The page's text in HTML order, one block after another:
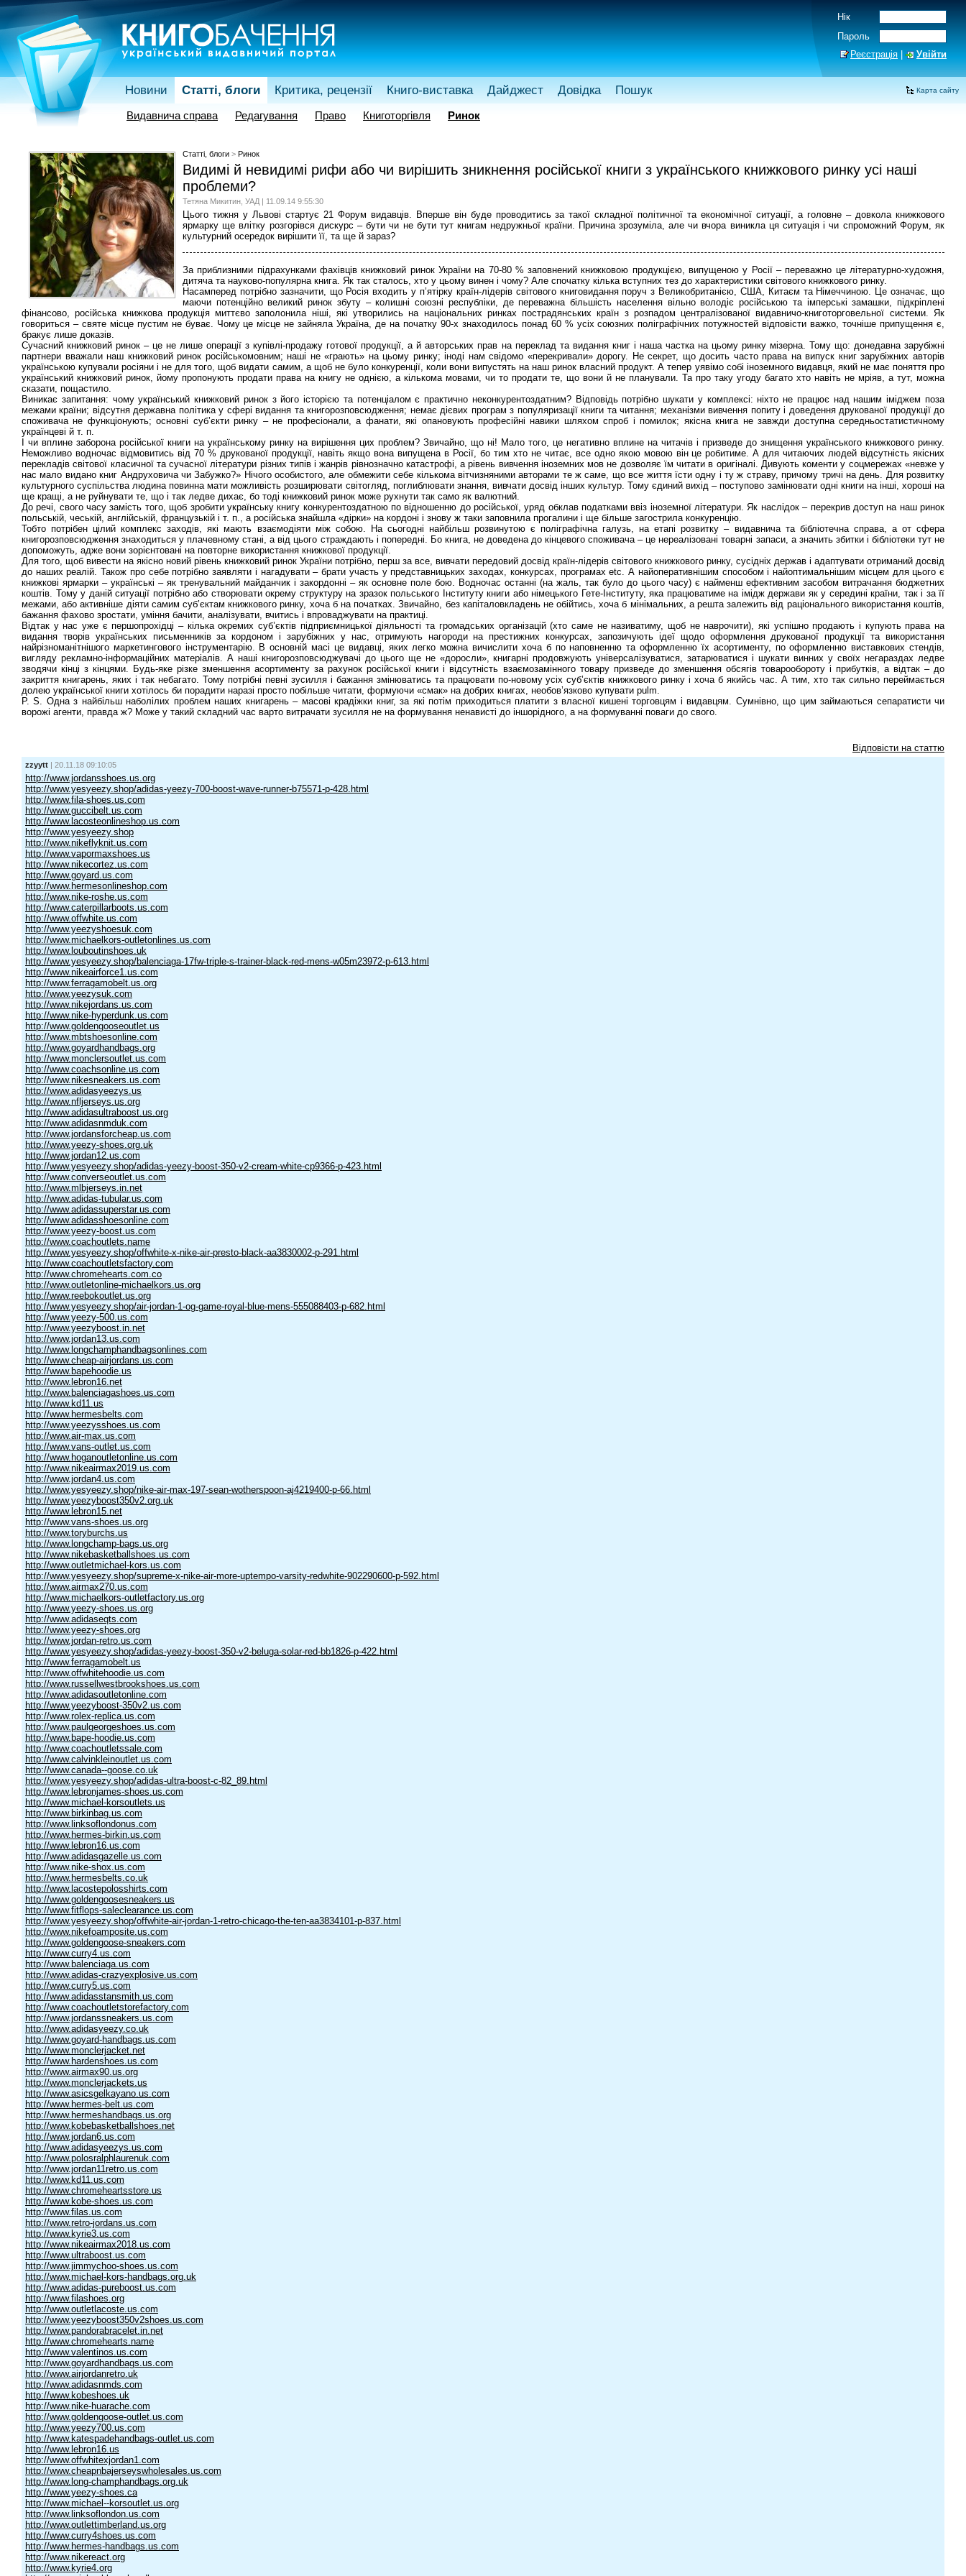
Нік
Пароль
Реєстрація
Увійти
Карта сайту
Новини Статті, блоги Критика, рецензії Книго-виставка Дайджест Довідка Пошук
Видавнича справа Редагування Право Книготоргівля Ринок
Статті, блоги > Ринок
Видимі й невидимі рифи або чи вирішить зникнення російської книги з українського книжкового ринку усі наші
проблеми?
Тетяна Микитин, УАД | 11.09.14 9:55:30
Цього тижня у Львові стартує 21 Форум видавців. Вперше він буде проводитись за такої складної політичної та економічної ситуації, а головне – довкола книжкового
ярмарку ще влітку розгорівся дискурс – бути чи не бути тут книгам недружньої країни. Причина зрозуміла, але чи вчора виникла ця ситуація і чи спроможний Форум, як
культурний осередок вирішити її, та ще й зараз?
За приблизними підрахунками фахівців книжковий ринок України на 70-80 % заповнений книжковою продукцією, випущеною у Росії – переважно це літературно-художня,
дитяча та науково-популярна книга. Як так сталось, хто у цьому винен і чому? Але спочатку кілька вступних тез до характеристики світового книжкового ринку.
Насамперед потрібно зазначити, що Росія входить у п’ятірку країн-лідерів світового книговидання поруч з Великобританією, США, Китаєм та Німеччиною. Це означає, що
маючи потенційно великий ринок збуту – колишні союзні республіки, де переважна більшість населення вільно володіє російською та імперські замашки, підкріплені
фінансово, російська книжкова продукція миттєво заполонила ніші, які утворились на національних ринках пострадянських країн з розпадом централізованої видавничо-книготорговельної системи. Як
говориться – святе місце пустим не буває. Чому це місце не зайняла Україна, де на початку 90-х знаходилось понад 60 % усіх союзних поліграфічних потужностей відповісти важко, точніше припущення є,
бракує лише доказів.
Сучасний книжковий ринок – це не лише операції з купівлі-продажу готової продукції, а й авторських прав на переклад та видання книг і наша частка на цьому ринку мізерна. Тому що: донедавна зарубіжні
партнери вважали наш книжковий ринок російськомовним; наші не «грають» на цьому ринку; іноді нам свідомо «перекривали» дорогу. Не секрет, що досить часто права на випуск книг зарубіжних авторів
українською купували росіяни і не для того, щоб видати самим, а щоб не було конкуренції, коли вони випустять на наш ринок власний продукт. А тепер уявімо собі іноземного видавця, який не має поняття про
український книжковий ринок, йому пропонують продати права на книгу не однією, а кількома мовами, чи то продати те, що вони й не планували. Та про таку угоду багато хто навіть не мріяв, а тут, можна
сказати, пощастило.
Виникає запитання: чому український книжковий ринок з його історією та потенціалом є практично неконкурентоздатним? Відповідь потрібно шукати у комплексі: ніхто не працює над нашим іміджем поза
межами країни; відсутня державна політика у сфері видання та книгорозповсюдження; немає дієвих програм з популяризації книги та читання; механізми вивчення попиту і доведення друкованої продукції до
споживача не функціонують; основні суб’єкти ринку – не професіонали, а фанати, які опановують професійні навики шляхом спроб і помилок; якісна книга не завжди доступна середньостатистичному
українцеві й т. п.
І чи вплине заборона російської книги на українському ринку на вирішення цих проблем? Звичайно, що ні! Мало того, це негативно вплине на читачів і призведе до знищення українського книжкового ринку.
Неможливо водночас відмовитись від 70 % друкованої продукції, навіть якщо вона випущена в Росії, бо тим хто не читає, все одно якою мовою він це робитиме. А для читаючих людей відсутність якісних
перекладів світової класичної та сучасної літератури різних типів і жанрів рівнозначно катастрофі, а рівень вивчення іноземних мов не дозволяє їм читати в оригіналі. Дивують коменти у соцмережах «невже у
нас мало видано книг Андруховича чи Забужко?» Нічого особистого, але обмежити себе кількома вітчизняними авторами те ж саме, що все життя їсти одну і ту ж страву, причому тричі на день. Для розвитку
культурного суспільства людина повинна мати можливість розширювати світогляд, поглиблювати знання, вивчати досвід інших культур. Тому єдиний вихід – поступово замінювати одні книги на інші, хороші на
ще кращі, а не руйнувати те, що і так ледве дихає, бо тоді книжковий ринок може рухнути так само як валютний.
До речі, свого часу замість того, щоб зробити українську книгу конкурентоздатною по відношенню до російської, уряд обклав податками ввіз іноземної літератури. Як наслідок – перекрив доступ на наш ринок
польській, чеській, англійській, французькій і т. п., а російська знайшла «дірки» на кордоні і знову ж таки заповнила прогалини і ще більше загострила конкуренцію.
Тобто потрібен цілий комплекс заходів, які мають взаємодіяти між собою. На сьогодні найбільш розвинутою є поліграфічна галузь, на етапі розвитку – видавнича та бібліотечна справа, а от сфера
книгорозповсюдження знаходиться у плачевному стані, а від цього страждають і попередні. Бо книга, не доведена до кінцевого споживача – це нереалізовані товарні запаси, а значить збитки і бібліотеки тут не
допоможуть, адже вони зорієнтовані на повторне використання книжкової продукції.
Для того, щоб вивести на якісно новий рівень книжковий ринок України потрібно, перш за все, вивчати передовий досвід країн-лідерів світового книжкового ринку, сусідніх держав і адаптувати отриманий досвід
до наших реалій. Також про себе потрібно заявляти і нагадувати – брати участь у представницьких заходах, конкурсах, програмах etc. А найоперативнішим способом і найоптимальнішим місцем для цього є
книжкові ярмарки – українські – як тренувальний майданчик і закордонні – як основне поле бою. Водночас останні (на жаль, так було до цього часу) є найменш ефективним засобом витрачання бюджетних
коштів. Тому у даній ситуації потрібно або створювати окрему структуру на зразок польського Інституту книги або німецького Гете-Інституту, яка працюватиме на імідж держави як у середині країни, так і за її
межами, або активніше діяти самим суб’єктам книжкового ринку, хоча б на початках. Звичайно, без капіталовкладень не обійтись, хоча б мінімальних, а решта залежить від раціонального використання коштів,
бажання фахово зростати, уміння бачити, аналізувати, вчитись і впроваджувати на практиці.
Відтак у нас уже є першопрохідці – кілька окремих суб’єктів підприємницької діяльності та громадських організацій (хто саме не називатиму, щоб не наврочити), які успішно продають і купують права на
видання творів українських письменників за кордоном і зарубіжних у нас, отримують нагороди на престижних конкурсах, запозичують ідеї щодо оформлення друкованої продукції та використання
найрізноманітнішого маркетингового інструментарію. В основній масі це видавці, яких легко можна вичислити хоча б по наповненню та оформленню їх асортименту, по оформленню виставкових стендів,
вигляду рекламно-інформаційних матеріалів. А наші книгорозповсюджувачі до цього ще не «доросли», книгарні продовжують універсалізуватися, затарюватися і шукати винних у своїх негараздах ледве
зводячи кінці з кінцями. Будь-яке різке зменшення асортименту за рахунок російської книги і відсутність взаємозамінного товару призведе до зменшення обсягів товарообороту і прибутків, а відтак – до
закриття книгарень, яких і так небагато. Тому потрібні певні зусилля і бажання змінюватись та працювати по-новому усіх суб’єктів книжкового ринку і хоча б якийсь час. А тим, хто так сильно переймається
долею української книги хотілось би порадити наразі просто побільше читати, формуючи «смак» на добрих книгах, необов’язково купувати pulm.
P. S. Одна з найбільш наболілих проблем наших книгарень – масові крадіжки книг, за які потім приходиться платити з власної кишені торговцям і видавцям. Сумнівно, що цим займаються сепаратисти чи
ворожі агенти, правда ж? Може у такий складний час варто витрачати зусилля не на формування ненависті до іншорідного, а на формуванні поваги до свого.
Відповісти на статтю
zzyytt | 20.11.18 09:10:05
http://www.jordansshoes.us.org
http://www.yesyeezy.shop/adidas-yeezy-700-boost-wave-runner-b75571-p-428.html
http://www.fila-shoes.us.com
http://www.guccibelt.us.com
http://www.lacosteonlineshop.us.com
http://www.yesyeezy.shop
http://www.nikeflyknit.us.com
http://www.vapormaxshoes.us
http://www.nikecortez.us.com
http://www.goyard.us.com
http://www.hermesonlineshop.com
http://www.nike-roshe.us.com
http://www.caterpillarboots.us.com
http://www.offwhite.us.com
http://www.yeezyshoesuk.com
http://www.michaelkors-outletonlines.us.com
http://www.louboutinshoes.uk
http://www.yesyeezy.shop/balenciaga-17fw-triple-s-trainer-black-red-mens-w05m23972-p-613.html
http://www.nikeairforce1.us.com
http://www.ferragamobelt.us.org
http://www.yeezysuk.com
http://www.nikejordans.us.com
http://www.nike-hyperdunk.us.com
http://www.goldengooseoutlet.us
http://www.mbtshoesonline.com
http://www.goyardhandbags.org
http://www.monclersoutlet.us.com
http://www.coachsonline.us.com
http://www.nikesneakers.us.com
http://www.adidasyeezys.us
http://www.nfljerseys.us.org
http://www.adidasultraboost.us.org
http://www.adidasnmduk.com
http://www.jordansforcheap.us.com
http://www.yeezy-shoes.org.uk
http://www.jordan12.us.com
http://www.yesyeezy.shop/adidas-yeezy-boost-350-v2-cream-white-cp9366-p-423.html
http://www.converseoutlet.us.com
http://www.mlbjerseys.in.net
http://www.adidas-tubular.us.com
http://www.adidassuperstar.us.com
http://www.adidasshoesonline.com
http://www.yeezy-boost.us.com
http://www.coachoutlets.name
http://www.yesyeezy.shop/offwhite-x-nike-air-presto-black-aa3830002-p-291.html
http://www.coachoutletsfactory.com
http://www.chromehearts.com.co
http://www.outletonline-michaelkors.us.org
http://www.reebokoutlet.us.org
http://www.yesyeezy.shop/air-jordan-1-og-game-royal-blue-mens-555088403-p-682.html
http://www.yeezy-500.us.com
http://www.yeezyboost.in.net
http://www.jordan13.us.com
http://www.longchamphandbagsonlines.com
http://www.cheap-airjordans.us.com
http://www.bapehoodie.us
http://www.lebron16.net
http://www.balenciagashoes.us.com
http://www.kd11.us
http://www.hermesbelts.com
http://www.yeezysshoes.us.com
http://www.air-max.us.com
http://www.vans-outlet.us.com
http://www.hoganoutletonline.us.com
http://www.nikeairmax2019.us.com
http://www.jordan4.us.com
http://www.yesyeezy.shop/nike-air-max-197-sean-wotherspoon-aj4219400-p-66.html
http://www.yeezyboost350v2.org.uk
http://www.lebron15.net
http://www.vans-shoes.us.org
http://www.toryburchs.us
http://www.longchamp-bags.us.org
http://www.nikebasketballshoes.us.com
http://www.outletmichael-kors.us.com
http://www.yesyeezy.shop/supreme-x-nike-air-more-uptempo-varsity-redwhite-902290600-p-592.html
http://www.airmax270.us.com
http://www.michaelkors-outletfactory.us.org
http://www.yeezy-shoes.us.org
http://www.adidaseqts.com
http://www.yeezy-shoes.org
http://www.jordan-retro.us.com
http://www.yesyeezy.shop/adidas-yeezy-boost-350-v2-beluga-solar-red-bb1826-p-422.html
http://www.ferragamobelt.us
http://www.offwhitehoodie.us.com
http://www.russellwestbrookshoes.us.com
http://www.adidasoutletonline.com
http://www.yeezyboost-350v2.us.com
http://www.rolex-replica.us.com
http://www.paulgeorgeshoes.us.com
http://www.bape-hoodie.us.com
http://www.coachoutletssale.com
http://www.calvinkleinoutlet.us.com
http://www.canada--goose.co.uk
http://www.yesyeezy.shop/adidas-ultra-boost-c-82_89.html
http://www.lebronjames-shoes.us.com
http://www.michael-korsoutlets.us
http://www.birkinbag.us.com
http://www.linksoflondonus.com
http://www.hermes-birkin.us.com
http://www.lebron16.us.com
http://www.adidasgazelle.us.com
http://www.nike-shox.us.com
http://www.hermesbelts.co.uk
http://www.lacostepolosshirts.com
http://www.goldengoosesneakers.us
http://www.fitflops-saleclearance.us.com
http://www.yesyeezy.shop/offwhite-air-jordan-1-retro-chicago-the-ten-aa3834101-p-837.html
http://www.nikefoamposite.us.com
http://www.goldengoose-sneakers.com
http://www.curry4.us.com
http://www.balenciaga.us.com
http://www.adidas-crazyexplosive.us.com
http://www.curry5.us.com
http://www.adidasstansmith.us.com
http://www.coachoutletstorefactory.com
http://www.jordanssneakers.us.com
http://www.adidasyeezy.co.uk
http://www.goyard-handbags.us.com
http://www.monclerjacket.net
http://www.hardenshoes.us.com
http://www.airmax90.us.org
http://www.monclerjackets.us
http://www.asicsgelkayano.us.com
http://www.hermes-belt.us.com
http://www.hermeshandbags.us.org
http://www.kobebasketballshoes.net
http://www.jordan6.us.com
http://www.adidasyeezys.us.com
http://www.polosralphlaurenuk.com
http://www.jordan11retro.us.com
http://www.kd11.us.com
http://www.chromeheartsstore.us
http://www.kobe-shoes.us.com
http://www.filas.us.com
http://www.retro-jordans.us.com
http://www.kyrie3.us.com
http://www.nikeairmax2018.us.com
http://www.ultraboost.us.com
http://www.jimmychoo-shoes.us.com
http://www.michael-kors-handbags.org.uk
http://www.adidas-pureboost.us.com
http://www.filashoes.org
http://www.outletlacoste.us.com
http://www.yeezyboost350v2shoes.us.com
http://www.pandorabracelet.in.net
http://www.chromehearts.name
http://www.valentinos.us.com
http://www.goyardhandbags.us.com
http://www.airjordanretro.uk
http://www.adidasnmds.com
http://www.kobeshoes.uk
http://www.nike-huarache.com
http://www.goldengoose-outlet.us.com
http://www.yeezy700.us.com
http://www.katespadehandbags-outlet.us.com
http://www.lebron16.us
http://www.offwhitexjordan1.com
http://www.cheapnbajerseyswholesales.us.com
http://www.long-champhandbags.org.uk
http://www.yeezy-shoes.ca
http://www.michael--korsoutlet.us.org
http://www.linksoflondon.us.com
http://www.outlettimberland.us.org
http://www.curry4shoes.us.com
http://www.hermes-handbags.us.com
http://www.nikereact.org
http://www.kyrie4.org